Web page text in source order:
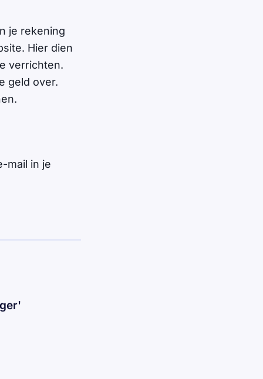
je rekening
Hier dien
verrichten.
geld over.
mail in je